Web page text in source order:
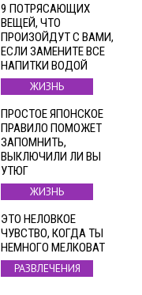
9 ПОТРЯСАЮЩИХ
ВЕЩЕЙ, ЧТО
ПРОИЗОЙДУТ С ВАМИ,
ЕСЛИ ЗАМЕНИТЕ ВСЕ
НАПИТКИ ВОДОЙ
ЖИЗНЬ
ПРОСТОЕ ЯПОНСКОЕ
ПРАВИЛО ПОМОЖЕТ
ЗАПОМНИТЬ,
ВЫКЛЮЧИЛИ ЛИ ВЫ
УТЮГ
ЖИЗНЬ
ЭТО НЕЛОВКОЕ
ЧУВСТВО, КОГДА ТЫ
НЕМНОГО МЕЛКОВАТ
РАЗВЛЕЧЕНИЯ